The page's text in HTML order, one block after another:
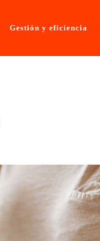
Gestión y eficiencia